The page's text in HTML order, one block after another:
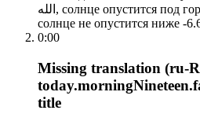
الله, солнце опустится под горизонт на -13.91°. Летом
солнце не опустится ниже -
0:00
Missing translation (ru-
title